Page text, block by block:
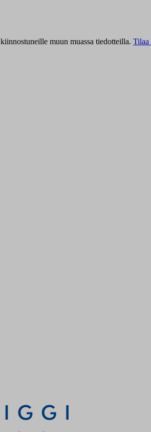
muun muassa tiedotteilla. Tilaa